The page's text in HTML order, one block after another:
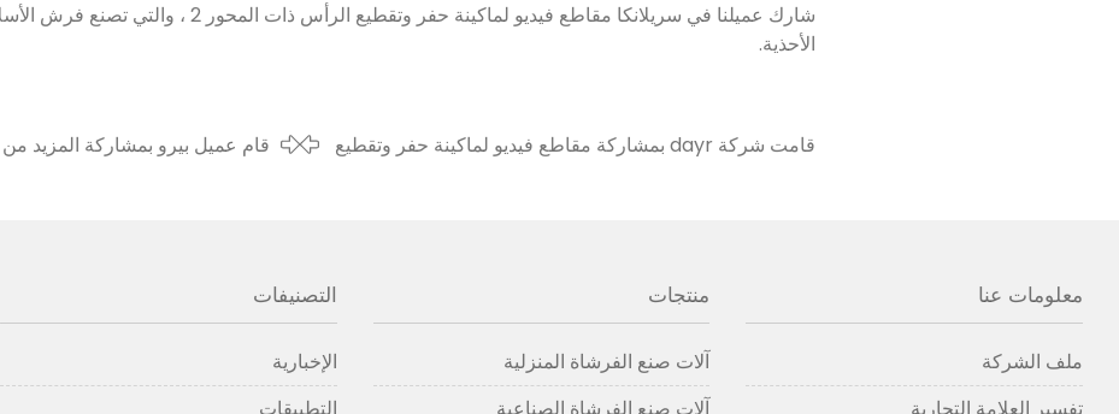
شارك عميلنا في سريلانكا مقاطع فيديو لماكينة حفر وتقطيع
الأحذية.
قامت شركة dayr بمشاركة مقاطع فيديو لماكينة حفر وتقطيع
قام عميل بيرو بمشاركة المزيد
معلومات عنا
ملف الشركة
منتجات
آلات صنع الفرشاة المنزلية
التصنيفات
الإخبارية